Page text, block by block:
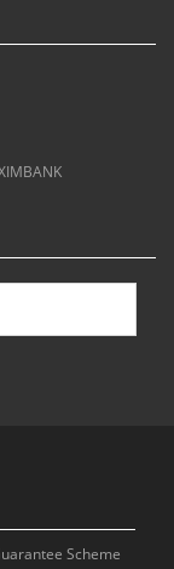
Scheme